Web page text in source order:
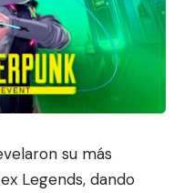
su más
Legends, dando